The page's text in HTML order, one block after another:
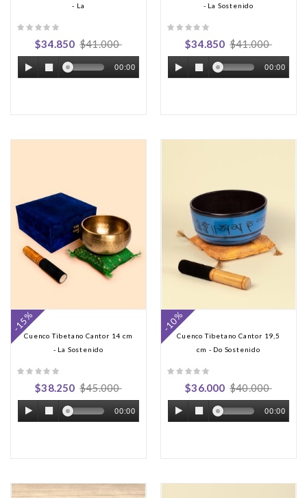
- La
$34.850 $41.000
00:00
- La Sostenido
$34.850 $41.000
00:00
Cuenco Tibetano Cantor 14 cm
- La Sostenido
$38.250 $45.000
00:00
-15%
Cuenco Tibetano Cantor 19,5
cm - Do Sostenido
$36.000 $40.000
00:00
-10%